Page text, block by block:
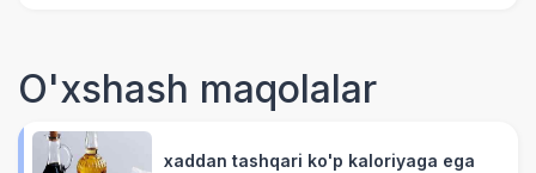
O'xshash maqolalar
xaddan tashqari ko'p kaloriyaga ega